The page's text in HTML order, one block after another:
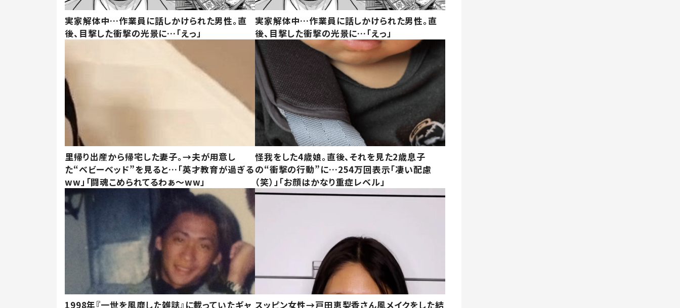
実家解体中…作業員に話しかけられた男性。直
後、目撃した衝撃の光景に…「えっ」
実家解体中…作業員に話しかけられた男性。直
後、目撃した衝撃の光景に…「えっ」
里帰り出産から帰宅した妻子。→夫が用意し
た“ベビーベッド”を見ると…「英才教育が過ぎる
ww」「闘魂こめられてるわぁ～ww」
怪我をした4歳娘。直後、それを見た2歳息子
の“衝撃の行動”に…254万回表示「凄い配慮
（笑）」「お顔はかなり重症レベル」
1998年『一世を風靡した雑誌』に載っていたギャ スッピン女性→戸田恵梨香さん風メイクをした結